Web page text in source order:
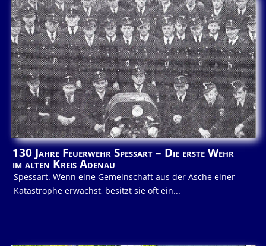
130 Jahre Feuerwehr Spessart – Die erste Wehr
im alten Kreis Adenau
Spessart. Wenn eine Gemeinschaft aus der Asche einer
Katastrophe erwächst, besitzt sie oft ein...